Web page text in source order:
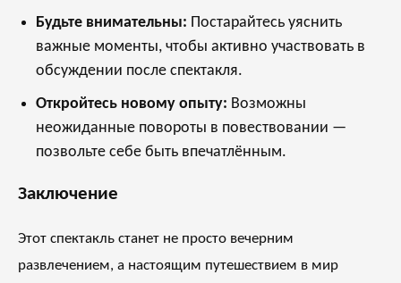
Будьте внимательны: Постарайтесь уяснить
важные моменты, чтобы активно участвовать в
обсуждении после спектакля.
Откройтесь новому опыту: Возможны
неожиданные повороты в повествовании —
позвольте себе быть впечатлённым.
Заключение
Этот спектакль станет не просто вечерним
развлечением, а настоящим путешествием в мир